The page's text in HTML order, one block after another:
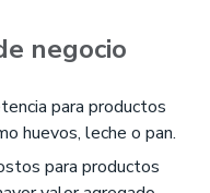
negocio
para productos
huevos, leche o pan.
para productos